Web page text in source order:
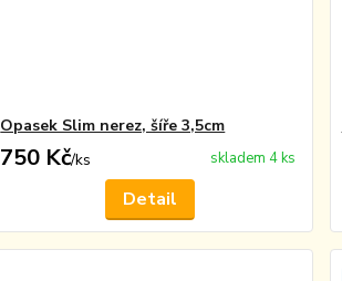
Opasek Slim nerez, šíře 3,5cm
750 Kč/ks skladem 4 ks
Detail